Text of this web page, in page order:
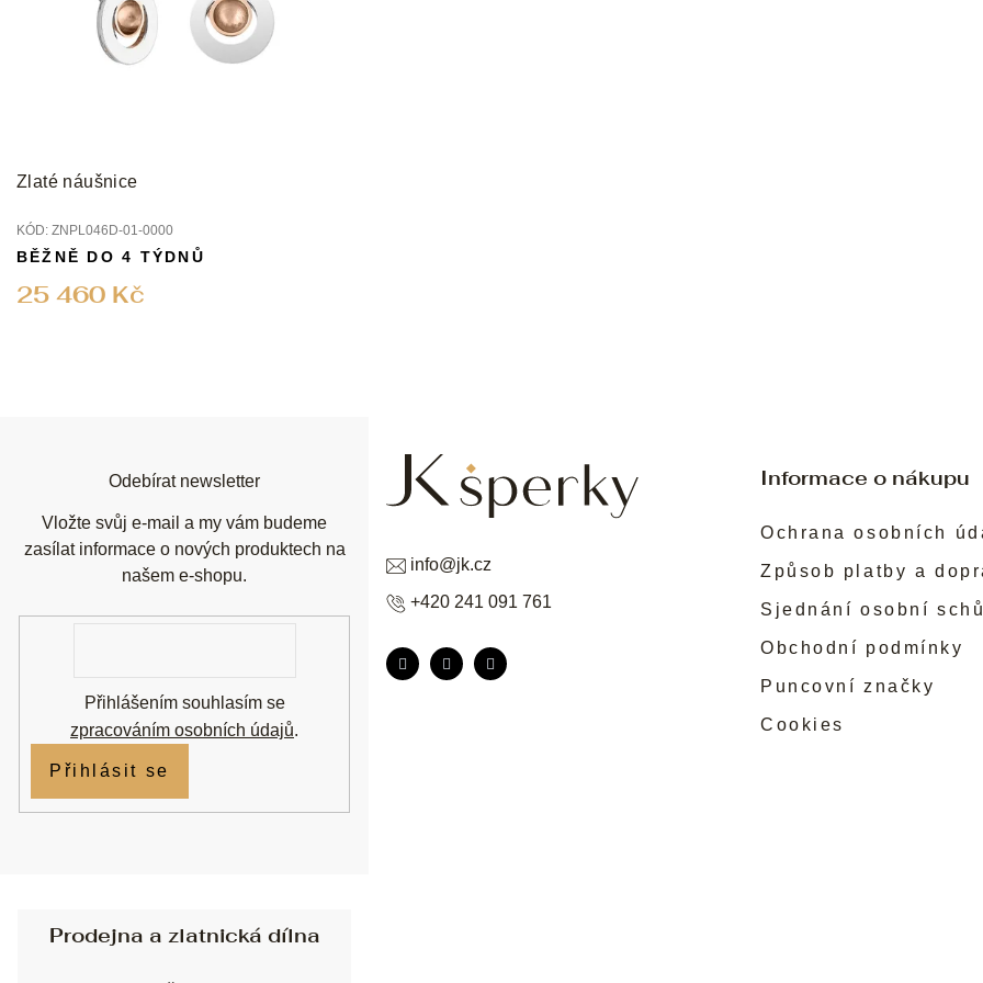
Zlaté náušnice
KÓD: ZNPL046D-01-0000
25 460 Kč
BĚŽNĚ DO 4 TÝDNŮ
Informace o nákupu
Ochrana osobních
Způsob platby a
Sjednání osobní
Obchodní podmínky
Puncovní značky
Cookies
info@jk.cz
+420 241 091 761
Odebírat newsletter
Vložte svůj e-mail a my vám budeme
zasílat informace o nových produktech na
našem e-shopu.
Přihlášením souhlasím se
zpracováním osobních údajů.
Přihlásit se
Prodejna a zlatnická dílna